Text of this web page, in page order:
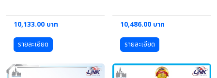
10,133.00 บาท
รายละเอียด
10,486.00 บาท
รายละเอียด